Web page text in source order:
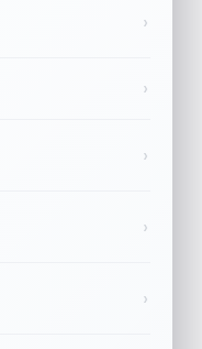
›
›
›
›
›
(SNDK) se ve
akcie T-Mobile,